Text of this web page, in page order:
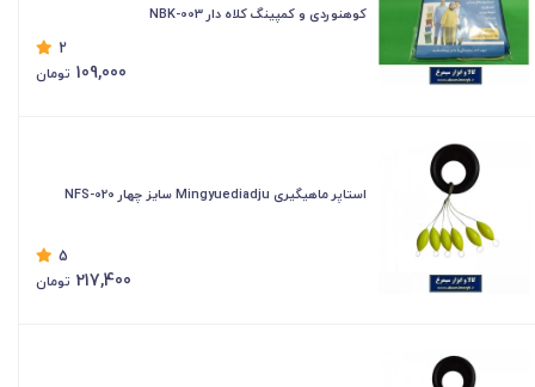
کوهنوردی و کمپینگ کلاه دار NBK-003
2
109,000 تومان
استاپر ماهیگیری Mingyuediadju سایز چهار NFS-020
5
217,400 تومان